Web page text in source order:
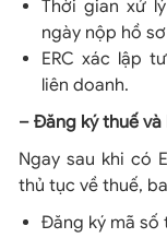
Thời gian xử
ngày nộp hồ
ERC xác lập
liên doanh.
– Đăng ký thuế
Ngay sau khi có
thủ tục về thuế,
Đăng ký mã số